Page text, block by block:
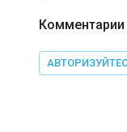
Комментарии